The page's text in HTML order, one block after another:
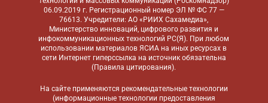
06.09.2019 г. Регистрационный номер ЭЛ № ФС 77 —
76613. Учредители: АО «РИИХ Сахамедиа»,
Министерство инноваций, цифрового развития и
инфокоммуникационных технологий РС(Я). При любом
использовании материалов ЯСИА на иных ресурсах в
сети Интернет гиперссылка на источник обязательна
(Правила цитирования).
На сайте применяются рекомендательные технологии
(информационные технологии предоставления